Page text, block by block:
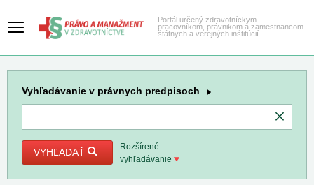
Portál určený zdravotníckym
pracovníkom, právnikom a zamestnancom
štátnych a verejných inštitúcií
Vyhľadávanie v právnych predpisoch
VYHĽADAŤ
Rozšírené
vyhľadávanie